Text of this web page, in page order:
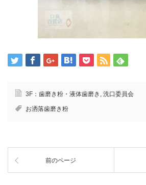
3F：歯磨き粉・液体歯磨き , 洗口委員会
お洒落歯磨き粉
前のページ